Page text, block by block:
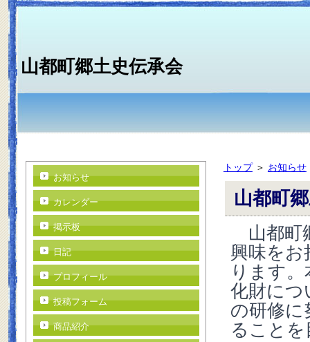
山都町郷土史伝承会
トップ＞ お知らせ
山都町
山都町
興味を
ります
化財につ
の研修
ること
お知らせ
カレンダー
掲示板
日記
プロフィール
投稿フォーム
商品紹介